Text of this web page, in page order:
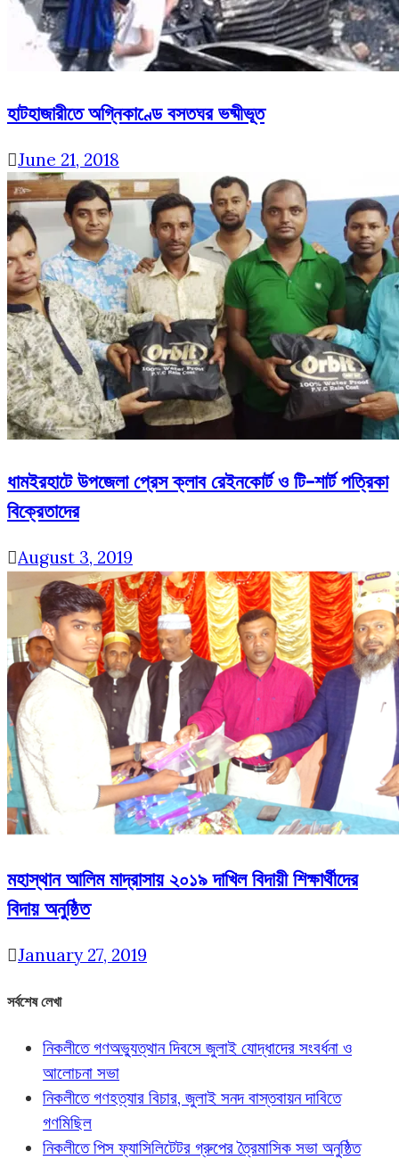
হাটহাজারীতে অগ্নিকাণ্ডে বসতঘর ভষ্মীভূত
June 21, 2018
ধামইরহাটে উপজেলা প্রেস ক্লাব রেইনকোর্ট ও টি-শার্ট পত্রিকা
বিক্রেতাদের
August 3, 2019
মহাস্থান আলিম মাদ্রাসায় ২০১৯ দাখিল বিদায়ী শিক্ষার্থীদের
বিদায় অনুষ্ঠিত
January 27, 2019
সর্বশেষ লেখা
নিকলীতে গণঅভ্যুত্থান দিবসে জুলাই যোদ্ধাদের সংবর্ধনা ও
আলোচনা সভা
নিকলীতে গণহত্যার বিচার, জুলাই সনদ বাস্তবায়ন দাবিতে
গণমিছিল
নিকলীতে পিস ফ্যাসিলিটেটর গ্রুপের ত্রৈমাসিক সভা অনুষ্ঠিত